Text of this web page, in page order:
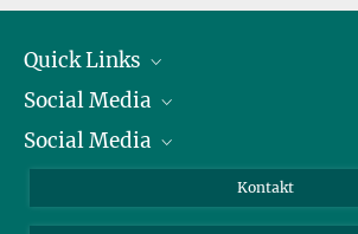
Quick Links
Präsident
Zahlen und Fakten
Social Media
Bluesky
Social Media
Instagram
Kontakt